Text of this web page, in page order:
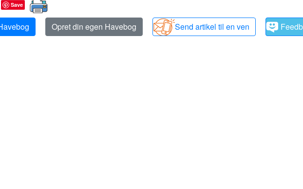
Save
Opret din egen Havebog Send artikel til en ven